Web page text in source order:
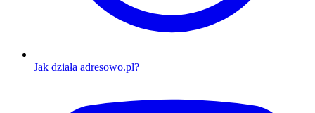
Jak działa adresowo.pl?